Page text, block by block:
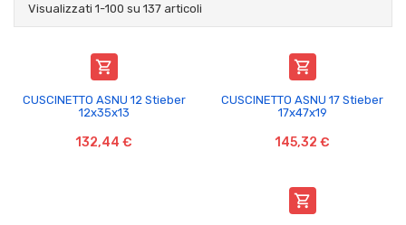
Visualizzati 1-100 su 137 articoli

CUSCINETTO ASNU 12 Stieber
12x35x13
132,44 €

CUSCINETTO ASNU 17 Stieber
17x47x19
145,32 €
